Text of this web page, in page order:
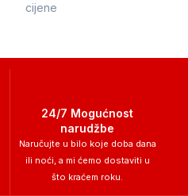
cijene
24/7 Mogućnost
narudžbe
Naručujte u bilo koje doba dana
ili noći, a mi ćemo dostaviti u
što kraćem roku.